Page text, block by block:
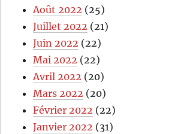
Août 2022 (25)
Juillet 2022 (21)
Juin 2022 (22)
Mai 2022 (22)
Avril 2022 (20)
Mars 2022 (20)
Février 2022 (22)
Janvier 2022 (31)